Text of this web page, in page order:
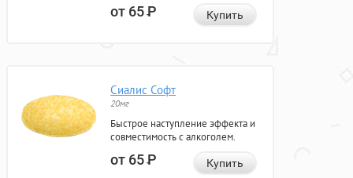
от 65Р Купить
Сиалис Софт
20мг
Быстрое наступление эффекта и
совместимость с алкоголем.
от 65Р Купить